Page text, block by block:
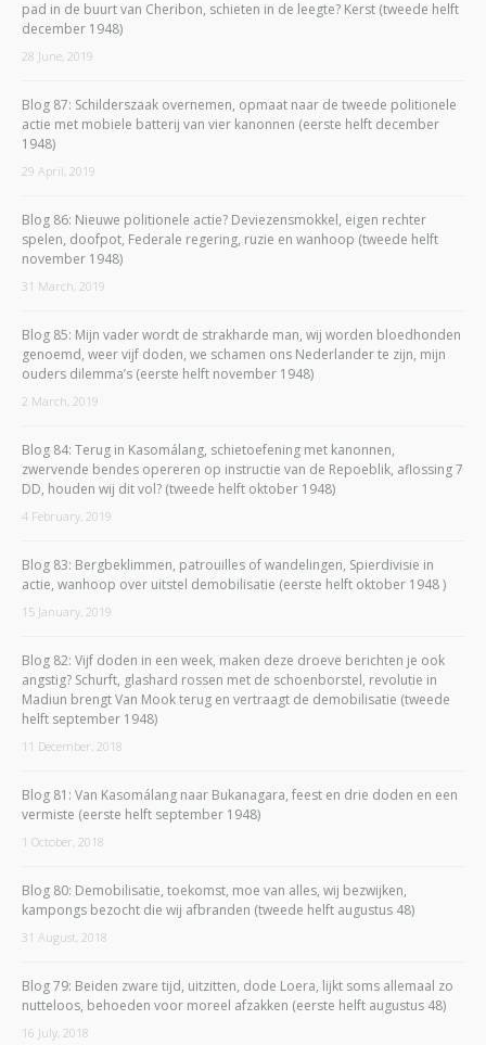
pad in de buurt van Cheribon, schieten in de leegte? Kerst (tweede helft
december 1948)
28 June, 2019
Blog 87: Schilderszaak overnemen, opmaat naar de tweede politionele
actie met mobiele batterij van vier kanonnen (eerste helft december
1948)
29 April, 2019
Blog 86: Nieuwe politionele actie? Deviezensmokkel, eigen rechter
spelen, doofpot, Federale regering, ruzie en wanhoop (tweede helft
november 1948)
31 March, 2019
Blog 85: Mijn vader wordt de strakharde man, wij worden bloedhonden
genoemd, weer vijf doden, we schamen ons Nederlander te zijn, mijn
ouders dilemma’s (eerste helft november 1948)
2 March, 2019
Blog 84: Terug in Kasomálang, schietoefening met kanonnen,
zwervende bendes opereren op instructie van de Repoeblik, aflossing 7
DD, houden wij dit vol? (tweede helft oktober 1948)
4 February, 2019
Blog 83: Bergbeklimmen, patrouilles of wandelingen, Spierdivisie in
actie, wanhoop over uitstel demobilisatie (eerste helft oktober 1948 )
15 January, 2019
Blog 82: Vijf doden in een week, maken deze droeve berichten je ook
angstig? Schurft, glashard rossen met de schoenborstel, revolutie in
Madiun brengt Van Mook terug en vertraagt de demobilisatie (tweede
helft september 1948)
11 December, 2018
Blog 81: Van Kasomálang naar Bukanagara, feest en drie doden en een
vermiste (eerste helft september 1948)
1 October, 2018
Blog 80: Demobilisatie, toekomst, moe van alles, wij bezwijken,
kampongs bezocht die wij afbranden (tweede helft augustus 48)
31 August, 2018
Blog 79: Beiden zware tijd, uitzitten, dode Loera, lijkt soms allemaal zo
nutteloos, behoeden voor moreel afzakken (eerste helft augustus 48)
16 July, 2018